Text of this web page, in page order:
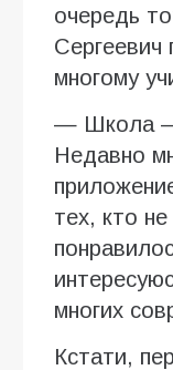
очередь
Сергеевич
многому
— Школа —
Недавно
тех, кто
многих
Кстати,